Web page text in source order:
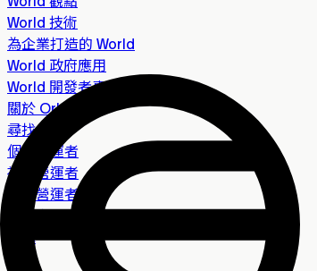
World 技術
為企業打造的 World
World 政府應用
World 開發者專區
關於 Orb
尋找 Orb
個人營運者
社區營運者
零售營運者
開源